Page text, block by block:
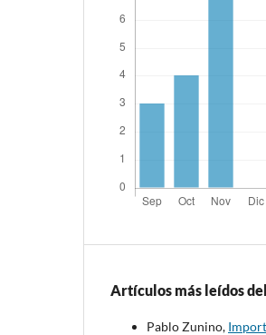
Artículos más leídos
Pablo Zunino,